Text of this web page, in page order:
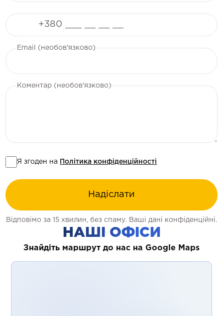
Email (необов'язково)
Коментар (необов'язково)
Я згоден на Політика конфіденційності
Надіслати
Відповімо за 15 хвилин, без спаму. Ваші дані конфіденційні.
НАШІ ОФІСИ
Знайдіть маршрут до нас на Google Maps